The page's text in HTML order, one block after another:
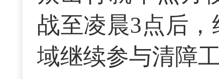
战至凌晨3点后
域继续参与清障